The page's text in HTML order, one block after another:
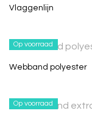
Vlaggenlijn
Op voorraad
Webband polyester
Op voorraad